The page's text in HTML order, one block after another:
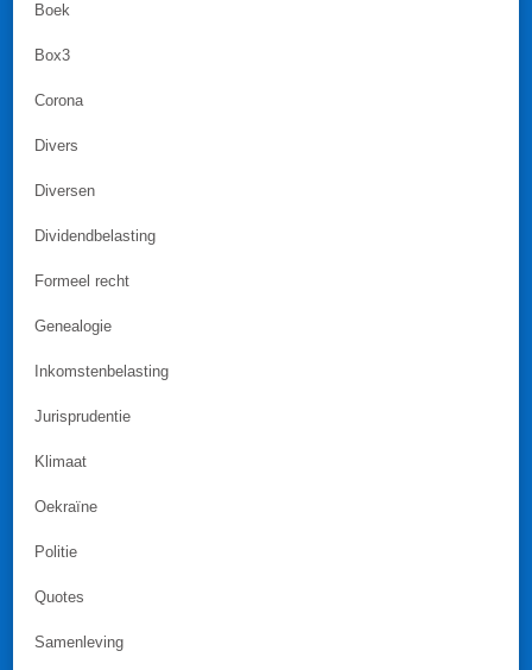
Boek
Box3
Corona
Divers
Diversen
Dividendbelasting
Formeel recht
Genealogie
Inkomstenbelasting
Jurisprudentie
Klimaat
Oekraïne
Politie
Quotes
Samenleving